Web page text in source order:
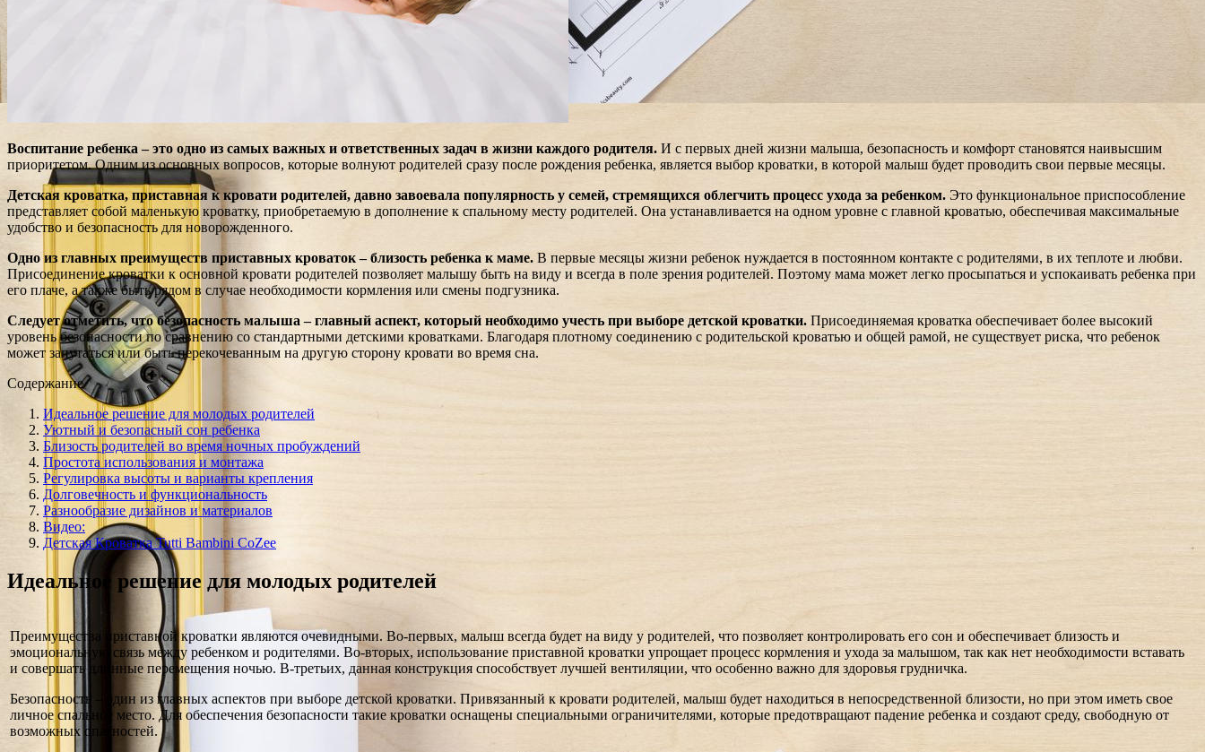
Воспитание ребенка – это одно из самых важных и ответственных задач в жизни каждого родителя. И с первых дней жизни малыша, безопасность и комфорт становятся наивысшим
приоритетом. Одним из основных вопросов, которые волнуют родителей сразу после рождения ребенка, является выбор кроватки, в которой малыш будет проводить свои первые месяцы.
Детская кроватка, приставная к кровати родителей, давно завоевала популярность у семей, стремящихся облегчить процесс ухода за ребенком. Это функциональное приспособление
представляет собой маленькую кроватку, приобретаемую в дополнение к спальному месту родителей. Она устанавливается на одном уровне с главной кроватью, обеспечивая максимальные
удобство и безопасность для новорожденного.
Одно из главных преимуществ приставных кроваток – близость ребенка к маме. В первые месяцы жизни ребенок нуждается в постоянном контакте с родителями, в их теплоте и любви.
Присоединение кроватки к основной кровати родителей позволяет малышу быть на виду и всегда в поле зрения родителей. Поэтому мама может легко просыпаться и успокаивать ребенка при
его плаче, а также быть рядом в случае необходимости кормления или смены подгузника.
Следует отметить, что безопасность малыша – главный аспект, который необходимо учесть при выборе детской кроватки. Присоединяемая кроватка обеспечивает более высокий
уровень безопасности по сравнению со стандартными детскими кроватками. Благодаря плотному соединению с родительской кроватью и общей рамой, не существует риска, что ребенок
может запутаться или быть перекочеванным на другую сторону кровати во время сна.
Содержание
Идеальное решение для молодых родителей
Уютный и безопасный сон ребенка
Близость родителей во время ночных пробуждений
Простота использования и монтажа
Регулировка высоты и варианты крепления
Долговечность и функциональность
Разнообразие дизайнов и материалов
Видео:
Детская Кроватка Tutti Bambini CoZee
Идеальное решение для молодых родителей
Преимущества приставной кроватки являются очевидными. Во-первых, малыш всегда будет на виду у родителей, что позволяет контролировать его сон и обеспечивает близость и
эмоциональную связь между ребенком и родителями. Во-вторых, использование приставной кроватки упрощает процесс кормления и ухода за малышом, так как нет необходимости вставать
и совершать длинные перемещения ночью. В-третьих, данная конструкция способствует лучшей вентиляции, что особенно важно для здоровья грудничка.
Безопасность – один из главных аспектов при выборе детской кроватки. Привязанный к кровати родителей, малыш будет находиться в непосредственной близости, но при этом иметь свое
личное спальное место. Для обеспечения безопасности такие кроватки оснащены специальными ограничителями, которые предотвращают падение ребенка и создают среду, свободную от
возможных опасностей.